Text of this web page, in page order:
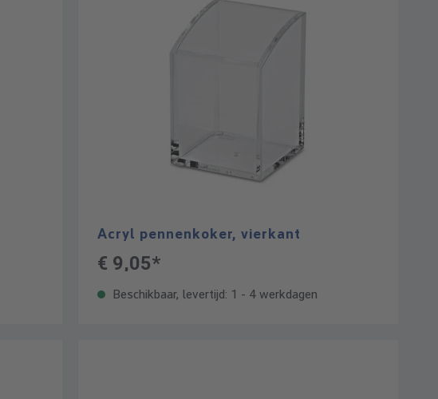
Acryl pennenkoker, vierkant
€ 9,05*
Beschikbaar, levertijd: 1 - 4 werkdagen